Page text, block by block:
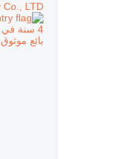
Co., LTD
4 سنة في Machineryline
بائع